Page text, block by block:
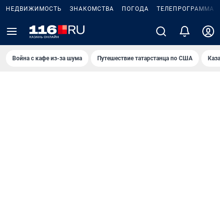
НЕДВИЖИМОСТЬ ЗНАКОМСТВА ПОГОДА ТЕЛЕПРОГРАММА
Война с кафе из-за шума Путешествие татарстанца по США